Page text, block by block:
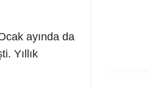
ayında da
Yıllık